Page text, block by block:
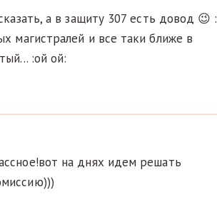
а в защиту 307 есть довод 😉 :
магистралей и все таки ближе в
:ой ой:
на днях идем решать